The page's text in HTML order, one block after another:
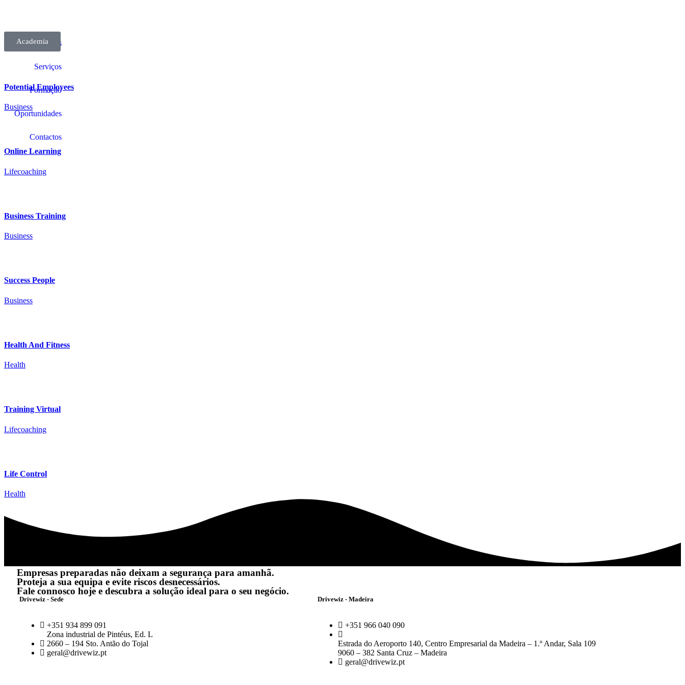
Sobre Nós
Serviços
Formação
Oportunidades
Contactos
Academia
Tag:strategy
Potential Employees
Business
Online Learning
Lifecoaching
Business Training
Business
Success People
Business
Health And Fitness
Health
Training Virtual
Lifecoaching
Life Control
Health
Empresas preparadas não deixam a segurança para amanhã.
Proteja a sua equipa e evite riscos desnecessários.
Fale connosco hoje e descubra a solução ideal para o seu negócio.
Drivewiz - Sede
+351 934 899 091
Zona industrial de Pintéus, Ed. L
2660 – 194 Sto. Antão do Tojal
geral@drivewiz.pt
Drivewiz - Madeira
+351 966 040 090
Estrada do Aeroporto 140, Centro Empresarial da Madeira – 1.º Andar, Sala 109
9060 – 382 Santa Cruz – Madeira
geral@drivewiz.pt